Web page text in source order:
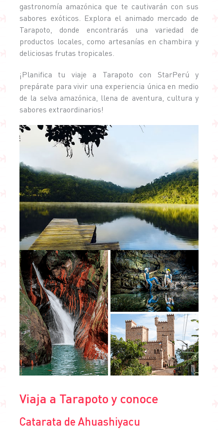
gastronomía amazónica que te cautivarán con sus
sabores exóticos. Explora el animado mercado de
Tarapoto, donde encontrarás una variedad de
productos locales, como artesanías en chambira y
deliciosas frutas tropicales.
¡Planifica tu viaje a Tarapoto con StarPerú y
prepárate para vivir una experiencia única en medio
de la selva amazónica, llena de aventura, cultura y
sabores extraordinarios!
Viaja a Tarapoto y conoce
Catarata de Ahuashiyacu